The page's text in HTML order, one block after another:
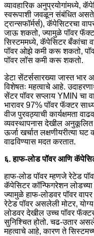
व्यावहारिक अनुप्रयोगांमध्ये,
स्वरूपाशी जवळून संबंधित असते.
ट्रान्सफॉर्मर्स), कॅपेसिटरचा
जाऊ शकतो, ज्यामुळे पॉवर
सिस्टममध्ये, कॅपेसिटर बँकांचा
पॉवर ओझे कमी करू शकतो,
पॉवर लॉस कमी करू शकतो.
डेटा सेंटर्ससारख्या जास्त भार
विशेषतः महत्वाचे आहे.
सेंटर पॉवर सप्लाय YMIN चा
भारावर 97% पॉवर फॅक्टर
वीज पुरवठ्याची कार्यक्षमता
व्यवस्थापनास देखील अनुकूलित
ऊर्जा खर्चात लक्षणीयरीत्या
वाढविण्यास मदत करतात.
६. हाफ-लोड पॉवर आणि
हाफ-लोड पॉवर म्हणजे रेटेड
कॅपेसिटर कॉन्फिगरेशन
ज्यामुळे हाफ-लोडवर पॉवर
रेटेड पॉवर असलेली मोटर,
लोडवर देखील उच्च पॉवर
सुनिश्चित होतो. चढ-उतार
महत्वाचे आहे, कारण ते